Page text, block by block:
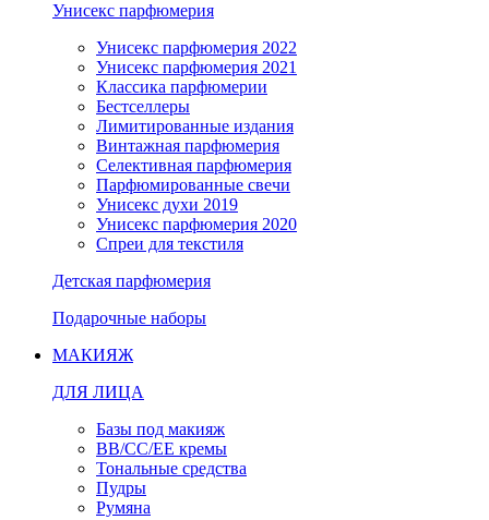
Унисекс парфюмерия
Унисекс парфюмерия 2022
Унисекс парфюмерия 2021
Классика парфюмерии
Бестселлеры
Лимитированные издания
Винтажная парфюмерия
Селективная парфюмерия
Парфюмированные свечи
Унисекс духи 2019
Унисекс парфюмерия 2020
Спреи для текстиля
Детская парфюмерия
Подарочные наборы
МАКИЯЖ
ДЛЯ ЛИЦА
Базы под макияж
BB/CC/EE кремы
Тональные средства
Пудры
Румяна